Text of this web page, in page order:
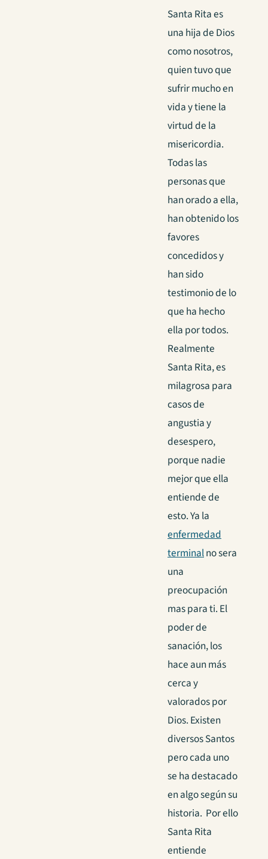
Santa Rita es
una hija de Dios
como nosotros,
quien tuvo que
sufrir mucho en
vida y tiene la
virtud de la
misericordia.
Todas las
personas que
han orado a ella,
han obtenido los
favores
concedidos y
han sido
testimonio de lo
que ha hecho
ella por todos.
Realmente
Santa Rita, es
milagrosa para
casos de
angustia y
desespero,
porque nadie
mejor que ella
entiende de
esto. Ya la
enfermedad
terminalno sera
una
preocupación
mas para ti. El
poder de
sanación, los
hace aun más
cerca y
valorados por
Dios. Existen
diversos Santos
pero cada uno
se ha destacado
en algo según su
historia. Por ello
Santa Rita
entiende